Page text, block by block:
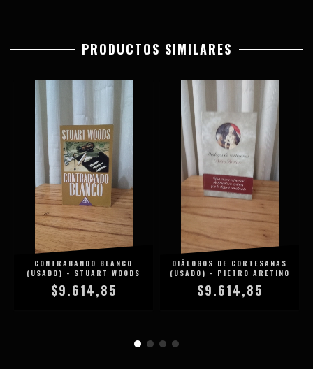
PRODUCTOS SIMILARES
CONTRABANDO BLANCO
(USADO) - STUART WOODS
$9.614,85
DIÁLOGOS DE CORTESANAS
(USADO) - PIETRO ARETINO
$9.614,85